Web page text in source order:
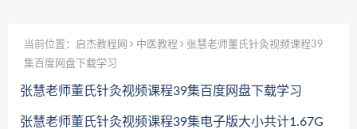
当前位置： 启杰教程网 中医教程
张慧老师董氏针灸视频课程39
集百度网盘下载学习
张慧老师董氏针灸视频课程39集百度网盘下载学习
张慧老师董氏针灸视频课程39集电子版大小共计1.67G